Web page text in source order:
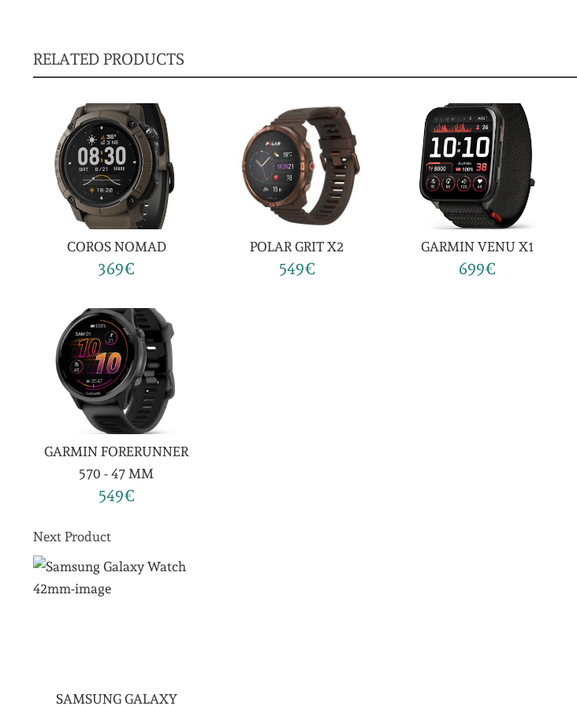
RELATED PRODUCTS
COROS NOMAD
369€
POLAR GRIT X2
549€
GARMIN VENU X1
699€
GARMIN FORERUNNER
570 - 47 MM
549€
Next Product
SAMSUNG GALAXY